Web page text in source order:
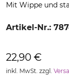
Mit Wippe und
Artikel-Nr.:
22,90 €
inkl. MwSt. zzgl.